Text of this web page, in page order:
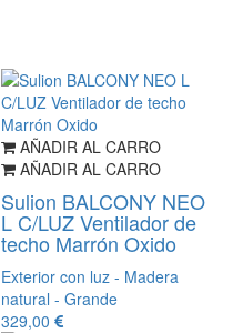
AÑADIR AL CARRO
AÑADIR AL CARRO
Sulion BALCONY NEO
L C/LUZ Ventilador de
techo Marrón Oxido
Exterior con luz - Madera
natural - Grande
329,00